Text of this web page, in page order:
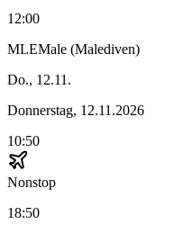
12:00
MLEMale (Malediven)
Do., 12.11.
Donnerstag, 12.11.2026
10:50
Nonstop
18:50